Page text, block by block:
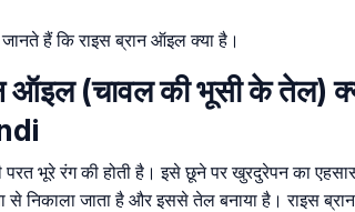
हैं कि राइस ब्रान ऑइल क्या है।
ऑइल (चावल की भूसी के तेल)
भूरे रंग की होती है। इसे छूने पर खुरदुरेपन का
से निकाला जाता है और इससे तेल बनाया है। राइस